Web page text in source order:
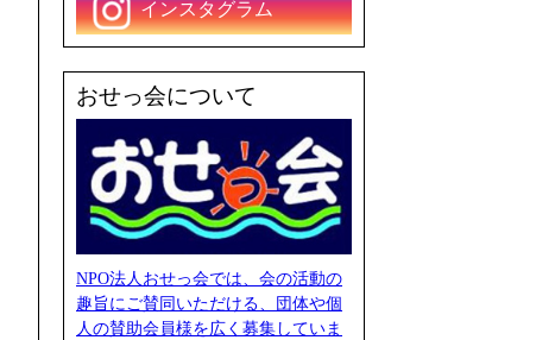
インスタグラム
おせっ会について
NPO法人おせっ会では、会の活動の
趣旨にご賛同いただける、団体や個
人の賛助会員様を広く募集していま